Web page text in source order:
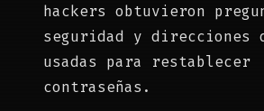
hackers obtuvieron
seguridad y direcciones
usadas para restablecer
contraseñas.